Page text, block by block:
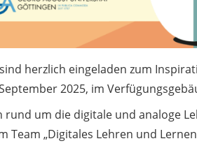
herzlich eingeladen zum
2025, im
um die digitale und analoge
„Digitales Lehren und